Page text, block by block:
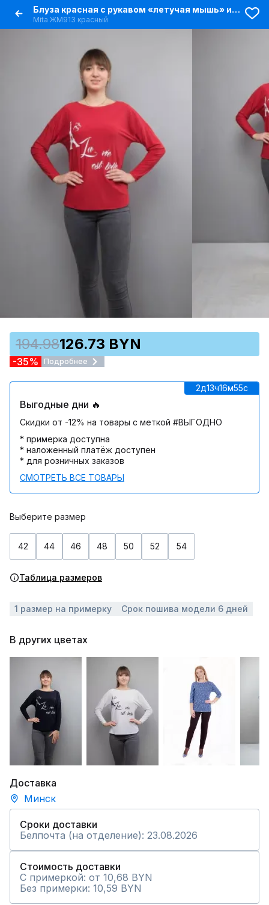
Блуза красная с рукавом «летучая мышь» и разрезами
Mita ЖМ913 красный
194.98126.73 BYN
-35% Подробнее
2д13ч16м55c
Выгодные дни 🔥
Скидки от -12% на товары с меткой #ВЫГОДНО
* примерка доступна
* наложенный платёж доступен
* для розничных заказов
СМОТРЕТЬ ВСЕ ТОВАРЫ
Выберите размер
42 44 46 48 50 52 54
Таблица размеров
1 размер на примерку Срок пошива модели 6 дней
В других цветах
Доставка
Минск
Сроки доставки
Белпочта (на отделение): 23.08.2026
Стоимость доставки
С примеркой: от 10,68 BYN
Без примерки: 10,59 BYN